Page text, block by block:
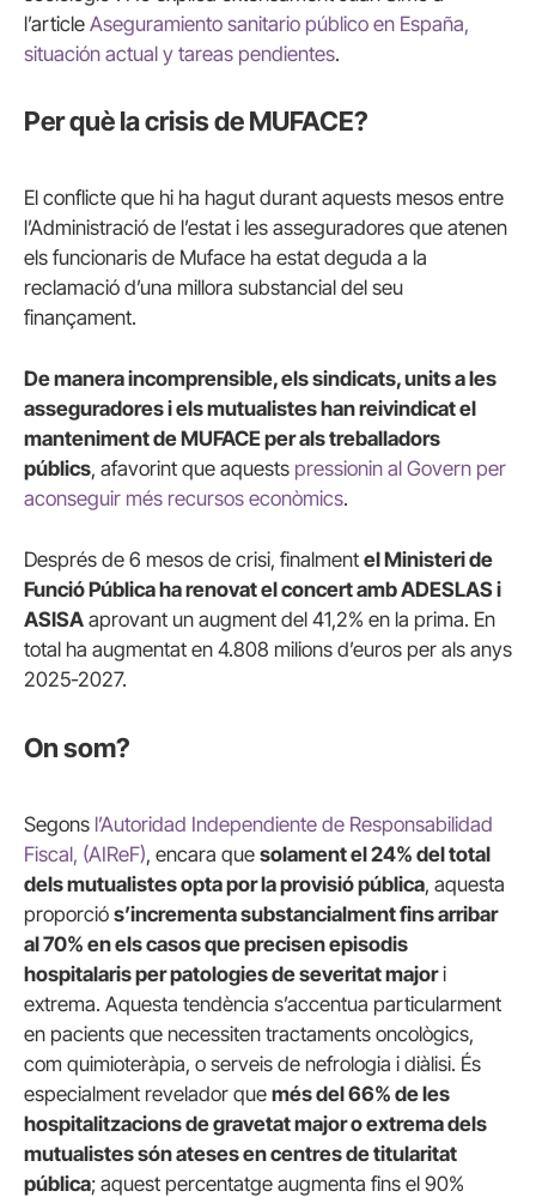
l’article Aseguramiento sanitario público en España,
situación actual y tareas pendientes.
Per què la crisis de MUFACE?
El conflicte que hi ha hagut durant aquests mesos entre
l’Administració de l’estat i les asseguradores que atenen
els funcionaris de Muface ha estat deguda a la
reclamació d’una millora substancial del seu
finançament.
De manera incomprensible, els sindicats, units a les
asseguradores i els mutualistes han reivindicat el
manteniment de MUFACE per als treballadors
públics, afavorint que aquests pressionin al Govern per
aconseguir més recursos econòmics.
Després de 6 mesos de crisi, finalment el Ministeri de
Funció Pública ha renovat el concert amb ADESLAS i
ASISA aprovant un augment del 41,2% en la prima. En
total ha augmentat en 4.808 milions d’euros per als anys
2025-2027.
On som?
Segons l’Autoridad Independiente de Responsabilidad
Fiscal, (AIReF), encara que solament el 24% del total
dels mutualistes opta por la provisió pública, aquesta
proporció s’incrementa substancialment fins arribar
al 70% en els casos que precisen episodis
hospitalaris per patologies de severitat majori
extrema. Aquesta tendència s’accentua particularment
en pacients que necessiten tractaments oncològics,
com quimioteràpia, o serveis de nefrologia i diàlisi. És
especialment revelador que més del 66% de les
hospitalitzacions de gravetat major o extrema dels
mutualistes són ateses en centres de titularitat
pública; aquest percentatge augmenta fins el 90%